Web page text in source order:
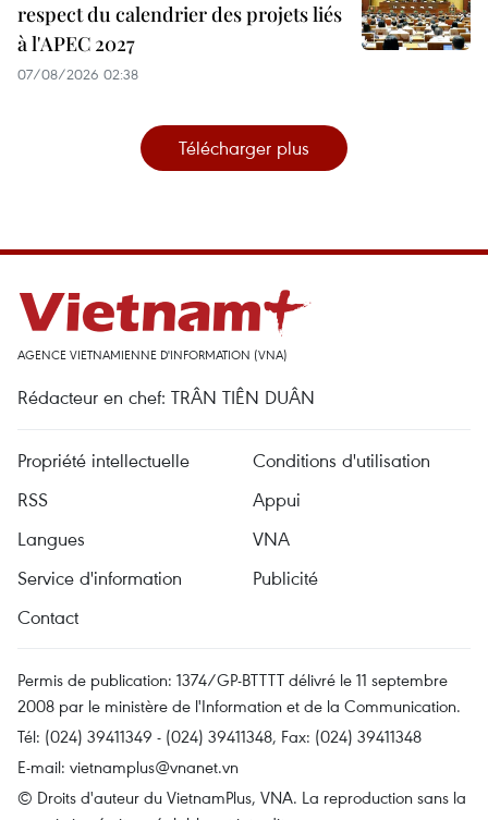
respect du calendrier des projets liés
à l'APEC 2027
07/08/2026 02:38
Télécharger plus
AGENCE VIETNAMIENNE D'INFORMATION (VNA)
Rédacteur en chef: TRÂN TIÊN DUÂN
Propriété intellectuelle
Conditions d'utilisation
RSS
Appui
Langues
VNA
Service d'information
Publicité
Contact
Permis de publication: 1374/GP-BTTTT délivré le 11 septembre
2008 par le ministère de l'Information et de la Communication.
Tél: (024) 39411349 - (024) 39411348, Fax: (024) 39411348
E-mail: vietnamplus@vnanet.vn
© Droits d'auteur du VietnamPlus, VNA. La reproduction sans la